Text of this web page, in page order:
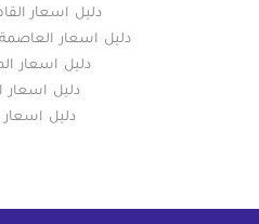
دليل اسعار
دليل اسعار العاصمة
دليل اسعار
دليل اسعار
دليل اسعار